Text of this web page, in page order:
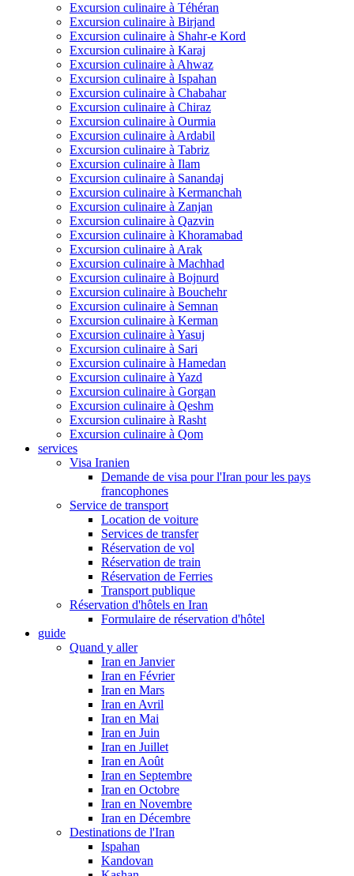
Excursion culinaire à Téhéran
Excursion culinaire à Birjand
Excursion culinaire à Shahr-e Kord
Excursion culinaire à Karaj
Excursion culinaire à Ahwaz
Excursion culinaire à Ispahan
Excursion culinaire à Chabahar
Excursion culinaire à Chiraz
Excursion culinaire à Ourmia
Excursion culinaire à Ardabil
Excursion culinaire à Tabriz
Excursion culinaire à Ilam
Excursion culinaire à Sanandaj
Excursion culinaire à Kermanchah
Excursion culinaire à Zanjan
Excursion culinaire à Qazvin
Excursion culinaire à Khoramabad
Excursion culinaire à Arak
Excursion culinaire à Machhad
Excursion culinaire à Bojnurd
Excursion culinaire à Bouchehr
Excursion culinaire à Semnan
Excursion culinaire à Kerman
Excursion culinaire à Yasuj
Excursion culinaire à Sari
Excursion culinaire à Hamedan
Excursion culinaire à Yazd
Excursion culinaire à Gorgan
Excursion culinaire à Qeshm
Excursion culinaire à Rasht
Excursion culinaire à Qom
services
Visa Iranien
Demande de visa pour l'Iran pour les pays
francophones
Service de transport
Location de voiture
Services de transfer
Réservation de vol
Réservation de train
Réservation de Ferries
Transport publique
Réservation d'hôtels en Iran
Formulaire de réservation d'hôtel
guide
Quand y aller
Iran en Janvier
Iran en Février
Iran en Mars
Iran en Avril
Iran en Mai
Iran en Juin
Iran en Juillet
Iran en Août
Iran en Septembre
Iran en Octobre
Iran en Novembre
Iran en Décembre
Destinations de l'Iran
Ispahan
Kandovan